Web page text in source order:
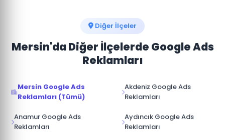
Diğer İlçeler
Mersin'da Diğer İlçelerde Google Ads
Reklamları
Mersin Google Ads
Reklamları (Tümü)
Akdeniz Google Ads
Reklamları
Anamur Google Ads
Reklamları
Aydıncık Google Ads
Reklamları